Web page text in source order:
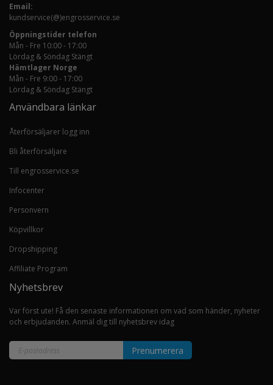
Email:
kundservice(@)engrosservice.se
Öppningstider telefon
Mån - Fre 10:00 - 17:00
Lördag & Söndag Stängt
Hämtlager Norge
Mån - Fre 9:00 - 17:00
Lördag & Söndag Stängt
Användbara länkar
Återförsäljarer logg inn
Bli återförsäljare
Till engrosservice.se
Infocenter
Personvern
Köpvillkor
Dropshipping
Affiliate Program
Nyhetsbrev
Var först ute! Få den senaste informationen om vad som händer, nyheter
och erbjudanden. Anmäl dig till nyhetsbrev idag
Prenumerera